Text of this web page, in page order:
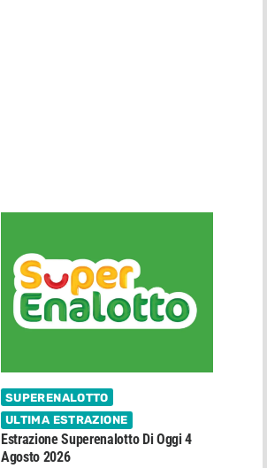
SUPERENALOTTO
ULTIMA ESTRAZIONE
Estrazione Superenalotto Di Oggi 4
Agosto 2026